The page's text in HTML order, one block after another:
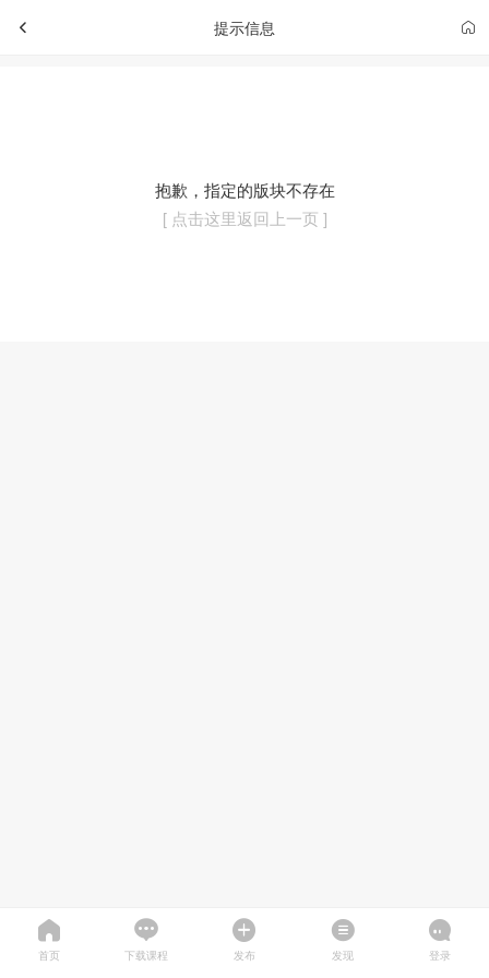
提示信息
抱歉，指定的版块不存在
[ 点击这里返回上一页 ]
首页 下载课程 发布 发现 登录